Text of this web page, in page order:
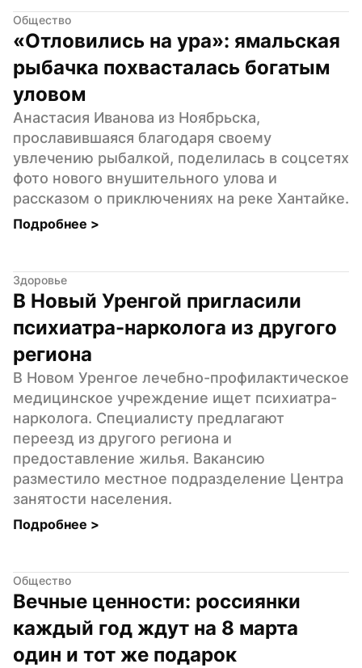
Общество
«Отловились на ура»: ямальская
рыбачка похвасталась богатым
уловом
Анастасия Иванова из Ноябрьска,
прославившаяся благодаря своему
увлечению рыбалкой, поделилась в соцсетях
фото нового внушительного улова и
рассказом о приключениях на реке Хантайке.
Подробнее >
Здоровье
В Новый Уренгой пригласили
психиатра-нарколога из другого
региона
В Новом Уренгое лечебно-профилактическое
медицинское учреждение ищет психиатра-
нарколога. Специалисту предлагают
переезд из другого региона и
предоставление жилья. Вакансию
разместило местное подразделение Центра
занятости населения.
Подробнее >
Общество
Вечные ценности: россиянки
каждый год ждут на 8 марта
один и тот же подарок